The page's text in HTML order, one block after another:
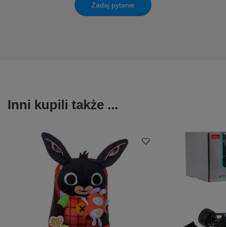
Zadaj pytanie
Inni kupili także ...